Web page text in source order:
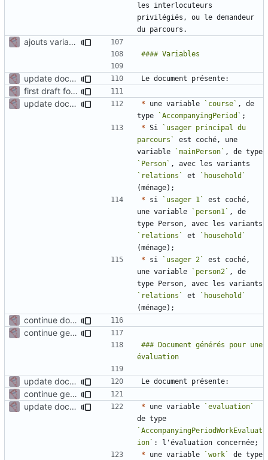
les interlocuteurs
privilégiés, ou le demandeur
ajouts variables suite réunion 22/09
update documentation for docgen
first draft for admin manual - generation document
update documentation for docgen
* une variable `course` , de
type
`AccompanyingPeriod`
* Si
`usager principal du
parcours`
est coché, une
variable
`mainPerson`
`Person`
`relations`
et
`household`
* si `usager 1`
est coché,
une variable
`person1` , de
`relations`
et
`household`
* si `usager 2`
est coché,
une variable
`person2` , de
`relations`
et
`household`
continue documentation for variables
continue gen doc documentation
### Document générés pour une
update documentation for docgen
continue gen doc documentation
update documentation for docgen
* une variable
`evaluation`
`AccompanyingPeriodWorkEvaluat
ion`
* une variable `work`